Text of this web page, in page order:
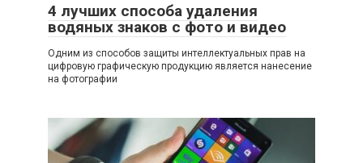
4 лучших способа удаления
водяных знаков с фото и видео
Одним из способов защиты интеллектуальных прав на
цифровую графическую продукцию является нанесение
на фотографии